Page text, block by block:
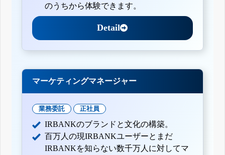
のうちから体験できます。
Detail
マーケティングマネージャー
業務委託 正社員
IRBANKのブランドと文化の構築。
百万人の現IRBANKユーザーとまだ
IRBANKを知らない数千万人に対してマ